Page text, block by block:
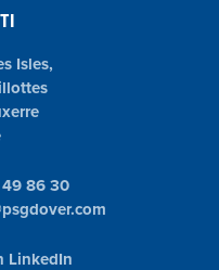
Isles,
86 30
LinkedIn